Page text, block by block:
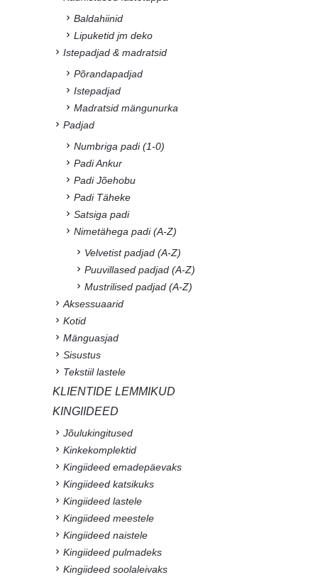
Baldahiinid
Lipuketid jm deko
Istepadjad & madratsid
Põrandapadjad
Istepadjad
Madratsid mängunurka
Padjad
Numbriga padi (1-0)
Padi Ankur
Padi Jõehobu
Padi Täheke
Satsiga padi
Nimetähega padi (A-Z)
Velvetist padjad (A-Z)
Puuvillased padjad (A-Z)
Mustrilised padjad (A-Z)
Aksessuaarid
Kotid
Mänguasjad
Sisustus
Tekstiil lastele
KLIENTIDE LEMMIKUD
KINGIIDEED
Jõulukingitused
Kinkekomplektid
Kingiideed emadepäevaks
Kingiideed katsikuks
Kingiideed lastele
Kingiideed meestele
Kingiideed naistele
Kingiideed pulmadeks
Kingiideed soolaleivaks